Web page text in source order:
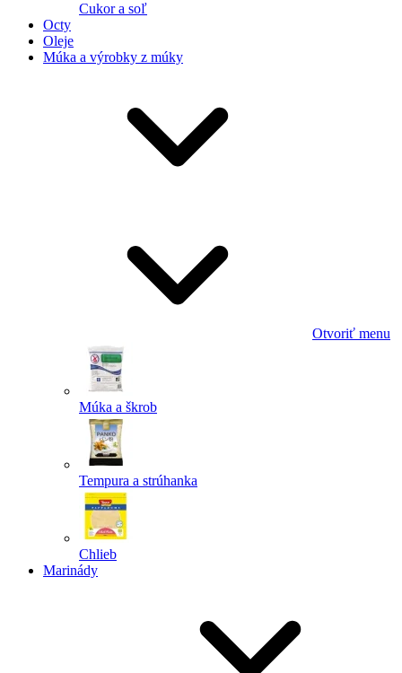
Cukor a soľ
Octy
Oleje
Múka a výrobky z múky
Otvoriť menu
Múka a škrob
Tempura a strúhanka
Chlieb
Marinády
Powered by chaterimo